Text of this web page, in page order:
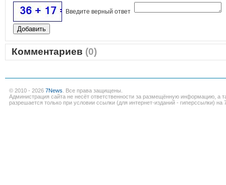
Введите верный ответ
Комментариев (0)
© 2010 - 2026 7News . Все права защищены.
Администрация сайта не несёт ответственности за размещённую информацию, а
разрешается только при условии ссылки (для интернет-изданий - гиперссылки) на